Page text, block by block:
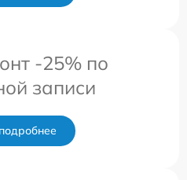
-25% по
записи